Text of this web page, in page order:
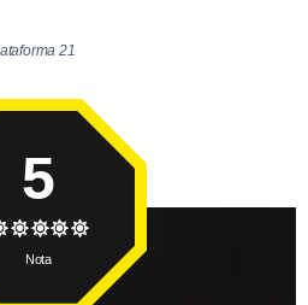
21
5
Nota